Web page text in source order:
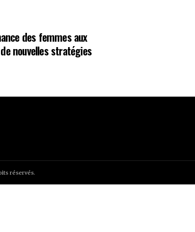
des femmes aux
nouvelles stratégies
réservés.